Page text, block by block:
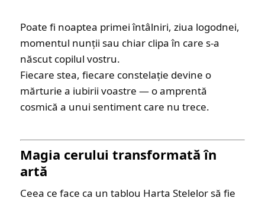
Poate fi noaptea primei întâlniri, ziua logodnei,
momentul nunții sau chiar clipa în care s-a
născut copilul vostru.
Fiecare stea, fiecare constelație devine o
mărturie a iubirii voastre — o amprentă
cosmică a unui sentiment care nu trece.
Magia cerului transformată în
artă
Ceea ce face ca un tablou Harta Stelelor să fie